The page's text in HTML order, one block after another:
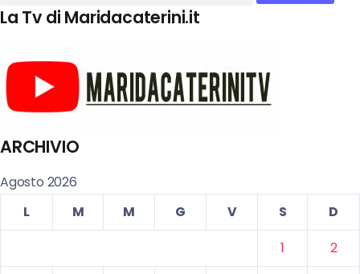
La Tv di Maridacaterini.it
ARCHIVIO
Agosto 2026
L
M M G V S
D
1
2